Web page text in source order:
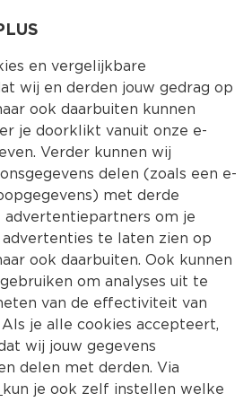
Kies jouw
Producten
en vergelijkbare
wij en derden jouw gedrag op
ook daarbuiten kunnen
je doorklikt vanuit onze e-
Verder kunnen wij
delen (zoals een e-
met derde
advertentiepartners om je
te laten zien op
ook daarbuiten. Ook kunnen
om analyses uit te
van de effectiviteit van
je alle cookies accepteert,
wij jouw gegevens
delen met derden. Via
kun je ook zelf instellen welke